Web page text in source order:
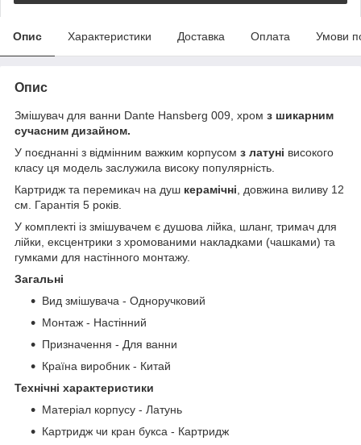
Опис Характеристики Доставка Оплата Умови
Опис
Змішувач для ванни Dante Hansberg 009, хром з шикарним
сучасним дизайном.
У поєднанні з відмінним важким корпусом з латуні високого
класу ця модель заслужила високу популярність.
Картридж та перемикач на душ керамічні , довжина виливу 12
см. Гарантія 5 років.
У комплекті із змішувачем є душова лійка, шланг, тримач для
лійки, ексцентрики з хромованими накладками (чашками) та
гумками для настінного монтажу.
Загальні
Вид змішувача - Одноручковий
Монтаж - Настінний
Призначення - Для ванни
Країна виробник - Китай
Технічні характеристики
Матеріал корпусу - Латунь
Картридж чи кран букса - Картридж